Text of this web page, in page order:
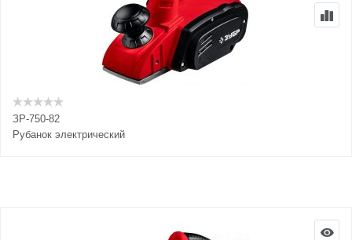
ЗР-750-82
Рубанок электрический